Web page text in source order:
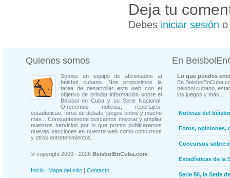
Deja tu
Debes iniciar sesión
Quienes somos
Somos un equipo de aficionados al
béisbol cubano. Nos propusimos la
tarea de desarrollar esta web con el
objetivo de brindar información sobre el
Béisbol en Cuba y su Serie Nacional.
Ofrecemos noticias, reportajes,
estadísticas, foros de debate, juegos online y mucho
más... Constantemente buscamos mejorar y ampliar
nuestros servicios por lo que pronto publicaremos
nuevas secciones en nuestra web como concursos
y otros entretenimientos.
© copyright 2009 - 2026 BeisbolEnCuba.com
Inicio | Mapa del sitio | Contacto
En
Lo que puedes
En
béisbol cubano,
los juegos y más...
Noticias del
Foros, opiniones,
Concursos sobre
Estadísticas de la
Serie 50, la Serie